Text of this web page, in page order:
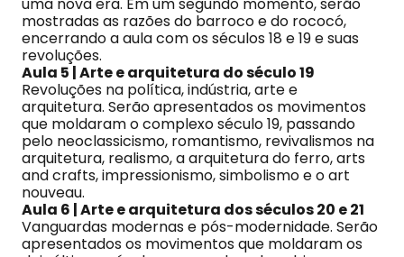
uma nova era. Em um segundo momento, serão
mostradas as razões do barroco e do rococó,
encerrando a aula com os séculos 18 e 19 e suas
revoluções.
Aula 5 | Arte e arquitetura do século 19
Revoluções na política, indústria, arte e
arquitetura. Serão apresentados os movimentos
que moldaram o complexo século 19, passando
pelo neoclassicismo, romantismo, revivalismos na
arquitetura, realismo, a arquitetura do ferro, arts
and crafts, impressionismo, simbolismo e o art
nouveau.
Aula 6 | Arte e arquitetura dos séculos 20 e 21
Vanguardas modernas e pós-modernidade. Serão
apresentados os movimentos que moldaram os